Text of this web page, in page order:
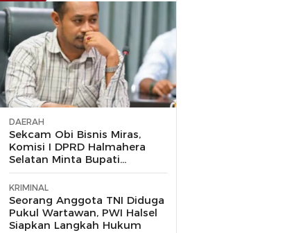
DAERAH
Sekcam Obi Bisnis Miras,
Komisi I DPRD Halmahera
Selatan Minta Bupati
Bertindak Tegas
KRIMINAL
Seorang Anggota TNI Diduga
Pukul Wartawan, PWI Halsel
Siapkan Langkah Hukum